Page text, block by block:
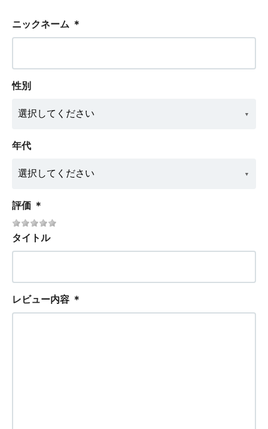
ニックネーム ＊
性別
年代
評価 ＊
タイトル
レビュー内容 ＊